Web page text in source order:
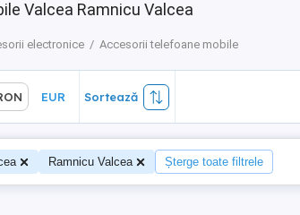
Valcea Ramnicu Valcea
electronice Accesorii telefoane mobile
EUR Sortează
Ramnicu Valcea Șterge toate filtrele